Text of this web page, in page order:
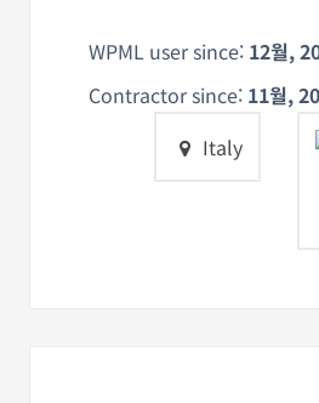
WPML user since: 12월,
Contractor since: 11월,
Italy